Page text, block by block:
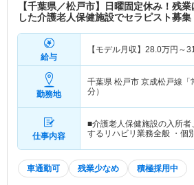
【千葉県／松戸市】日曜固定休み！残
した介護老人保健施設でセラピスト募集
給与
【モデル月収】 28.0万円～
勤務地
千葉県 松戸市 京成松戸線「
分）
仕事内容
■介護老人保健施設の入所
するリハビリ業務全般 ・個
車通勤可 残業少なめ 積極採用中